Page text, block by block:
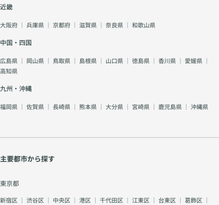
近畿
大阪府 ｜ 兵庫県 ｜ 京都府 ｜ 滋賀県 ｜ 奈良県 ｜ 和歌山県
中国・四国
広島県 ｜ 岡山県 ｜ 鳥取県 ｜ 島根県 ｜ 山口県 ｜ 徳島県 ｜ 香川県 ｜ 愛媛県 ｜
高知県
九州・沖縄
福岡県 ｜ 佐賀県 ｜ 長崎県 ｜ 熊本県 ｜ 大分県 ｜ 宮崎県 ｜ 鹿児島県 ｜ 沖縄県
主要都市から探す
東京都
新宿区 ｜ 渋谷区 ｜ 中央区 ｜ 港区 ｜ 千代田区 ｜ 江東区 ｜ 台東区 ｜ 葛飾区 ｜